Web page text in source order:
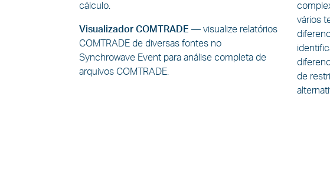
cálculo.
Visualizador COMTRADE—visualize relatórios
COMTRADE de diversas fontes no
Synchrowave Event para análise completa de
arquivos COMTRADE.
vários
de